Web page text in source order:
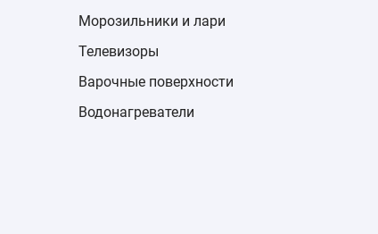
Морозильники и лари
Телевизоры
Варочные поверхности
Водонагреватели